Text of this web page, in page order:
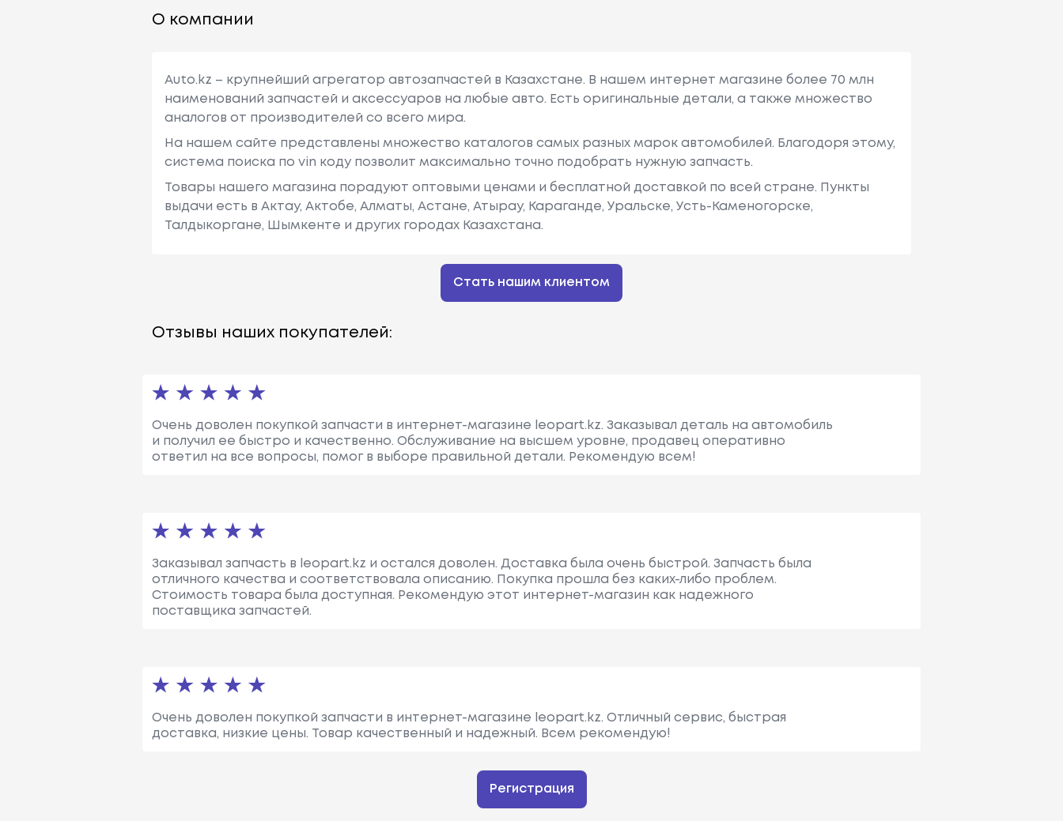
О компании
Auto.kz – крупнейший агрегатор автозапчастей в Казахстане. В нашем интернет магазине более 70 млн
наименований запчастей и аксессуаров на любые авто. Есть оригинальные детали, а также множество
аналогов от производителей со всего мира.
На нашем сайте представлены множество каталогов самых разных марок автомобилей. Благодоря этому,
система поиска по vin коду позволит максимально точно подобрать нужную запчасть.
Товары нашего магазина порадуют оптовыми ценами и бесплатной доставкой по всей стране. Пункты
выдачи есть в Актау, Актобе, Алматы, Астане, Атырау, Караганде, Уральске, Усть-Каменогорске,
Талдыкоргане, Шымкенте и других городах Казахстана.
Стать нашим клиентом
Отзывы наших покупателей:
Очень доволен покупкой запчасти в интернет-магазине leopart.kz. Заказывал деталь на автомобиль
и получил ее быстро и качественно. Обслуживание на высшем уровне, продавец оперативно
ответил на все вопросы, помог в выборе правильной детали. Рекомендую всем!
Заказывал запчасть в leopart.kz и остался доволен. Доставка была очень быстрой. Запчасть была
отличного качества и соответствовала описанию. Покупка прошла без каких-либо проблем.
Стоимость товара была доступная. Рекомендую этот интернет-магазин как надежного
поставщика запчастей.
Очень доволен покупкой запчасти в интернет-магазине leopart.kz. Отличный сервис, быстрая
доставка, низкие цены. Товар качественный и надежный. Всем рекомендую!
Регистрация